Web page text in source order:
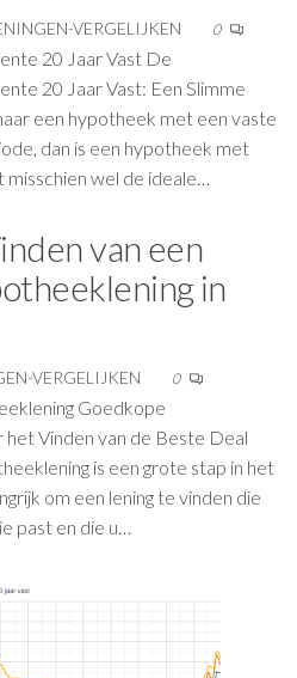
VERGELIJKEN 0
20 Jaar Vast De
20 Jaar Vast: Een Slimme
een hypotheek met een vaste
dan is een hypotheek met
wel de ideale…
van een
in
VERGELIJKEN 0
Goedkope
Vinden van de Beste Deal
is een grote stap in het
om een lening te vinden die
past en die u…